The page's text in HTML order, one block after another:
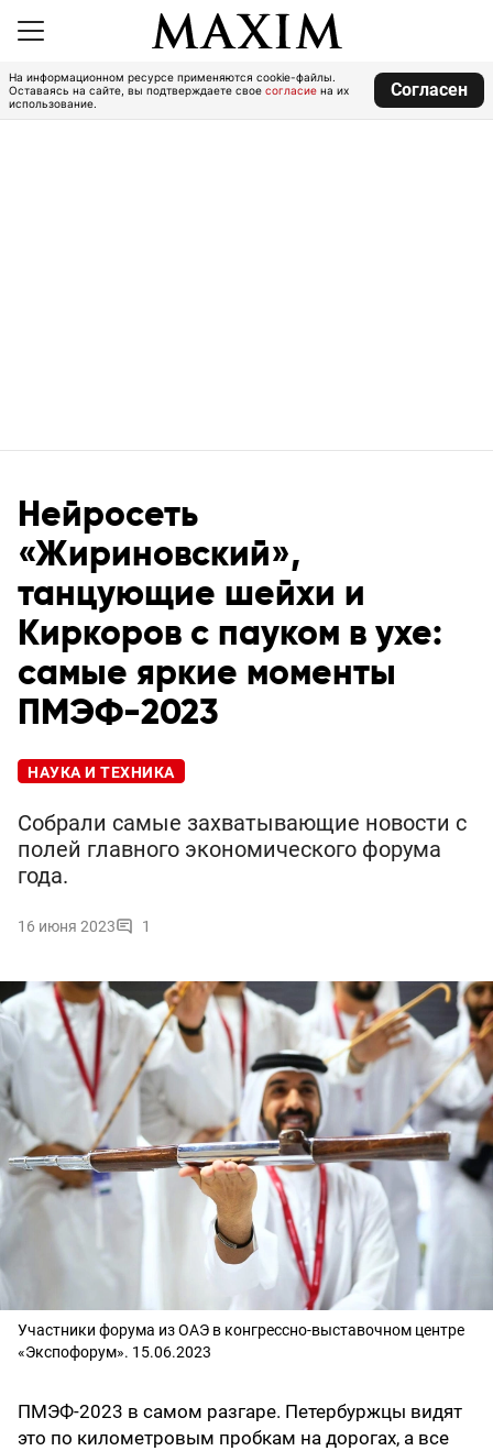
На информационном ресурсе применяются cookie-файлы.
Оставаясь на сайте, вы подтверждаете свое согласие на их
использование.
Согласен
Нейросеть
«Жириновский»,
танцующие шейхи и
Киркоров с пауком в ухе:
самые яркие моменты
ПМЭФ-2023
НАУКА И ТЕХНИКА
Собрали самые захватывающие новости с
полей главного экономического форума
года.
16 июня 2023 1
Участники форума из ОАЭ в конгрессно-выставочном центре
«Экспофорум». 15.06.2023
ПМЭФ-2023 в самом разгаре. Петербуржцы видят
это по километровым пробкам на дорогах, а все